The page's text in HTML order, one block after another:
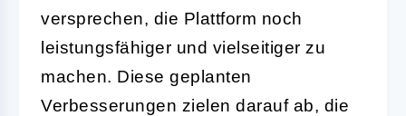
versprechen, die Plattform noch
leistungsfähiger und vielseitiger zu
machen. Diese geplanten
Verbesserungen zielen darauf ab, die